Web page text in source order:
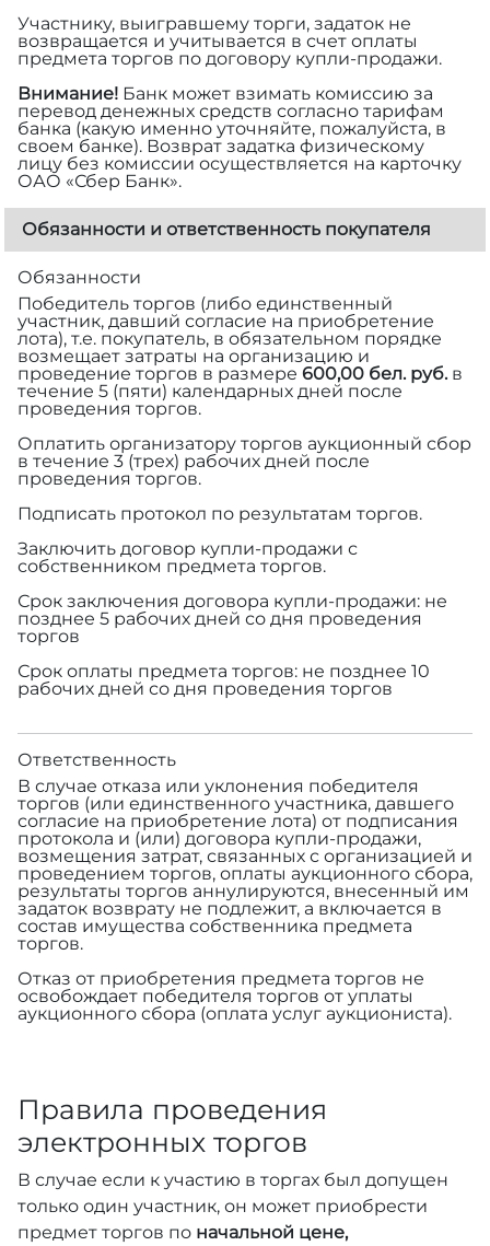
Участнику, выигравшему торги, задаток не
возвращается и учитывается в счет оплаты
предмета торгов по договору купли-продажи.
Внимание! Банк может взимать комиссию за
перевод денежных средств согласно тарифам
банка (какую именно уточняйте, пожалуйста, в
своем банке). Возврат задатка физическому
лицу без комиссии осуществляется на карточку
ОАО «Сбер Банк».
Обязанности и ответственность покупателя
Обязанности
Победитель торгов (либо единственный
участник, давший согласие на приобретение
лота), т.е. покупатель, в обязательном порядке
возмещает затраты на организацию и
проведение торгов в размере 600,00 бел. руб.в
течение 5 (пяти) календарных дней после
проведения торгов.
Оплатить организатору торгов аукционный сбор
в течение 3 (трех) рабочих дней после
проведения торгов.
Подписать протокол по результатам торгов.
Заключить договор купли-продажи с
собственником предмета торгов.
Срок заключения договора купли-продажи: не
позднее 5 рабочих дней со дня проведения
торгов
Срок оплаты предмета торгов: не позднее 10
рабочих дней со дня проведения торгов
Ответственность
В случае отказа или уклонения победителя
торгов (или единственного участника, давшего
согласие на приобретение лота) от подписания
протокола и (или) договора купли-продажи,
возмещения затрат, связанных с организацией и
проведением торгов, оплаты аукционного сбора,
результаты торгов аннулируются, внесенный им
задаток возврату не подлежит, а включается в
состав имущества собственника предмета
торгов.
Отказ от приобретения предмета торгов не
освобождает победителя торгов от уплаты
аукционного сбора (оплата услуг аукциониста).
Правила проведения
электронных торгов
В случае если к участию в торгах был допущен
только один участник, он может приобрести
предмет торгов по начальной цене,